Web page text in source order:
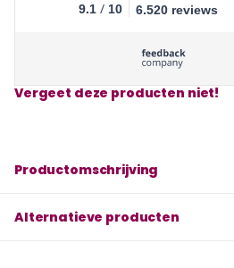
9.1 / 10 6.520 reviews
Vergeet deze producten niet!
Productomschrijving
Alternatieve producten